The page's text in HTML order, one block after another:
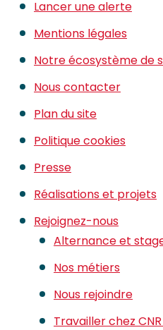
Lancer une alerte
Mentions légales
Notre écosystème de
Nous contacter
Plan du site
Politique cookies
Presse
Réalisations et projets
Rejoignez-nous
Alternance et
Nos métiers
Nous rejoindre
Travailler chez CNR